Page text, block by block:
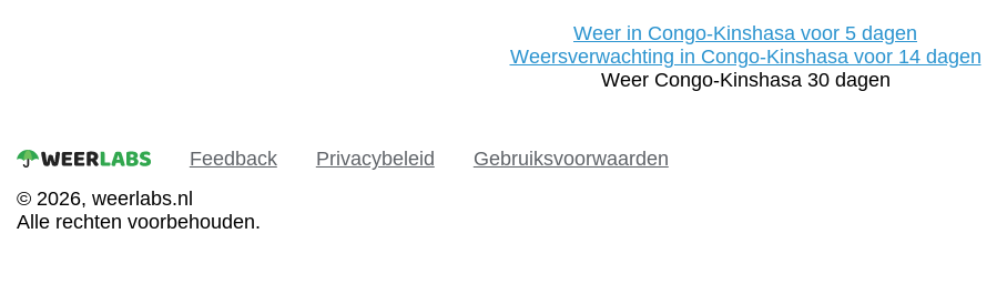
Weer in Congo-Kinshasa voor 5 dagen
Weersverwachting in Congo-Kinshasa voor 14 dagen
Weer Congo-Kinshasa 30 dagen
Feedback Privacybeleid
Gebruiksvoorwaarden
© 2026, weerlabs.nl
Alle rechten voorbehouden.